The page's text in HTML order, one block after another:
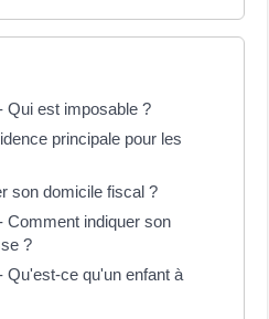
Qui est imposable ?
principale pour les
son domicile fiscal ?
Comment indiquer son
?
Qu'est-ce qu'un enfant à